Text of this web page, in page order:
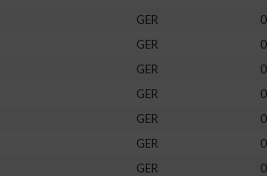
GER
GER
GER
GER
GER
GER
GER